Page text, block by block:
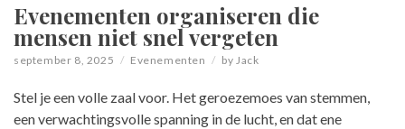
Evenementen organiseren die
mensen niet snel vergeten
september 8, 2025 Evenementen byJack
Stel je een volle zaal voor. Het geroezemoes van stemmen,
een verwachtingsvolle spanning in de lucht, en dat ene